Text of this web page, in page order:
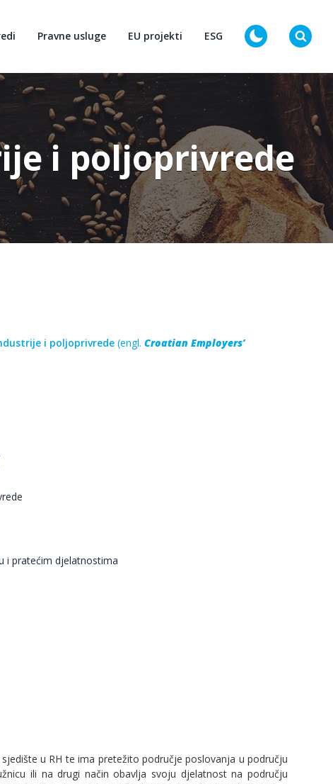
Pravne usluge EU projekti ESG D
i poljoprivrede
i poljoprivrede(engl. Croatian Employers’
i pratećim djelatnostima
u RH te ima pretežito područje poslovanja u području
ili na drugi način obavlja svoju djelatnost na području